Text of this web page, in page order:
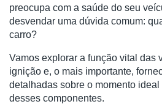
preocupa com a saúde do seu
desvendar uma dúvida comum:
carro?
Vamos explorar a função vital das
ignição e, o mais importante,
detalhadas sobre o momento
desses componentes.